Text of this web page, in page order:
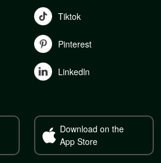
Tiktok
Pinterest
Linkedln
Download on the
App Store